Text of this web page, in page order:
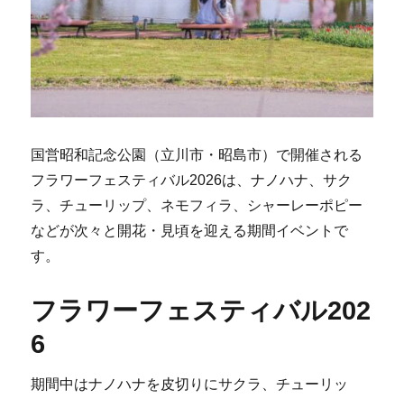
国営昭和記念公園（立川市・昭島市）で開催される
フラワーフェスティバル2026は、ナノハナ、サク
ラ、チューリップ、ネモフィラ、シャーレーポピー
などが次々と開花・見頃を迎える期間イベントで
す。
フラワーフェスティバル202
6
期間中はナノハナを皮切りにサクラ、チューリッ